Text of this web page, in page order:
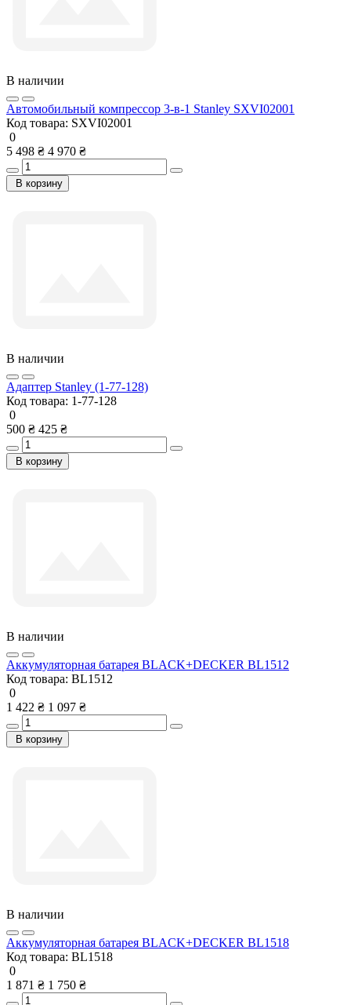
В наличии
Автомобильный компрессор 3-в-1 Stanley SXVI02001
Код товара: SXVI02001
0
5 498 ₴ 4 970 ₴
В корзину
В наличии
Адаптер Stanley (1-77-128)
Код товара: 1-77-128
0
500 ₴ 425 ₴
В корзину
В наличии
Аккумуляторная батарея BLACK+DECKER BL1512
Код товара: BL1512
0
1 422 ₴ 1 097 ₴
В корзину
В наличии
Аккумуляторная батарея BLACK+DECKER BL1518
Код товара: BL1518
0
1 871 ₴ 1 750 ₴